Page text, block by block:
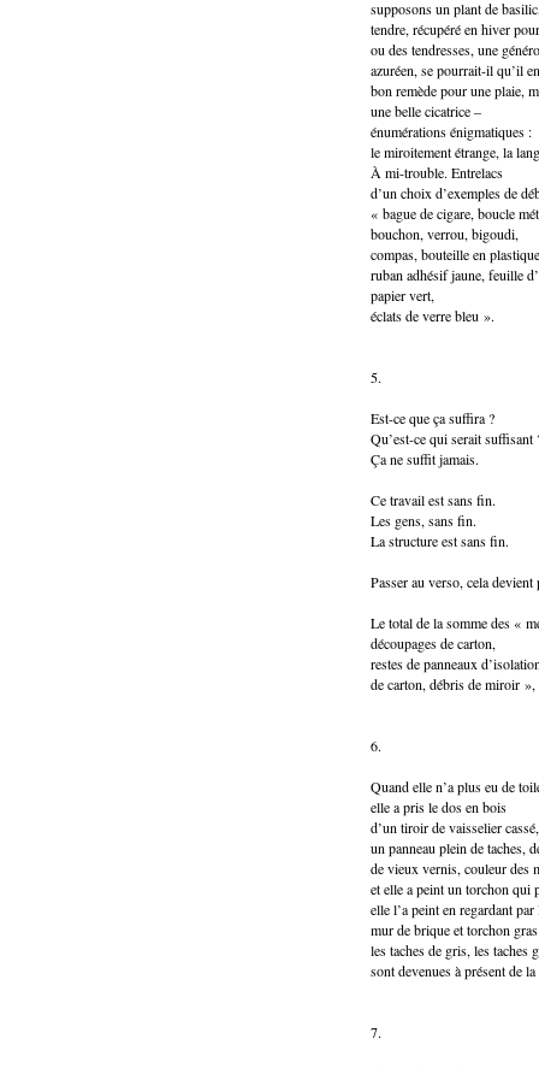
supposons un plant de
tendre, récupéré en hiver
ou des tendresses, une
azuréen, se pourrait-il qu’il
bon remède pour une plaie,
une belle cicatrice –
énumérations énigmatiques :
le miroitement étrange, la
À mi-trouble. Entrelacs
d’un choix d’exemples de
« bague de cigare, boucle
bouchon, verrou, bigoudi,
compas, bouteille en
ruban adhésif jaune, feuille
papier vert,
éclats de verre bleu ».
5.
Est-ce que ça suffira ?
Qu’est-ce qui serait suffisant
Ça ne suffit jamais.
Ce travail est sans fin.
Les gens, sans fin.
La structure est sans fin.
Passer au verso, cela devient
Le total de la somme des «
découpages de carton,
restes de panneaux
de carton, débris de miroir »,
6.
Quand elle n’a plus eu de
elle a pris le dos en bois
d’un tiroir de vaisselier cassé,
un panneau plein de taches,
de vieux vernis, couleur des
et elle a peint un torchon qui
elle l’a peint en regardant
mur de brique et torchon
les taches de gris, les taches
sont devenues à présent de
7.